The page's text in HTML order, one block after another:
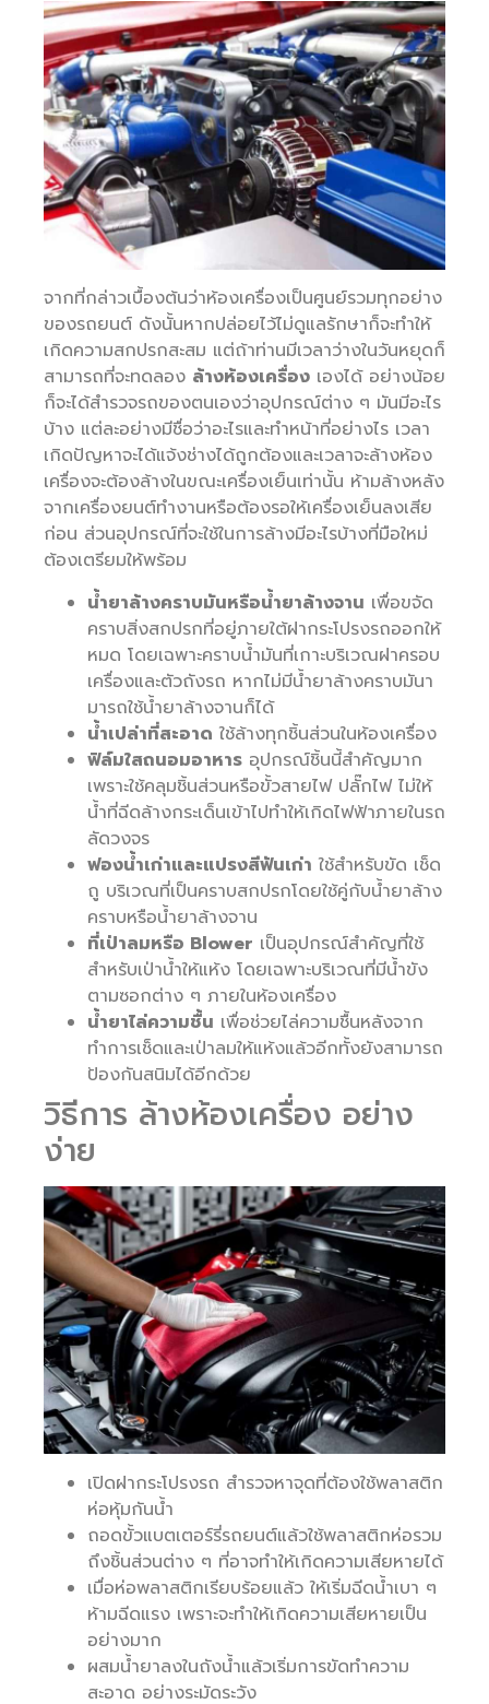
จากที่กล่าวเบื้องต้นว่าห้องเครื่องเป็นศูนย์รวมทุกอย่าง
ของรถยนต์ ดังนั้นหากปล่อยไว้ไม่ดูแลรักษาก็จะทำให้
เกิดความสกปรกสะสม แต่ถ้าท่านมีเวลาว่างในวันหยุดก็
สามารถที่จะทดลอง ล้างห้องเครื่อง เองได้ อย่างน้อย
ก็จะได้สำรวจรถของตนเองว่าอุปกรณ์ต่าง ๆ มันมีอะไร
บ้าง แต่ละอย่างมีชื่อว่าอะไรและทำหน้าที่อย่างไร เวลา
เกิดปัญหาจะได้แจ้งช่างได้ถูกต้องและเวลาจะล้างห้อง
เครื่องจะต้องล้างในขณะเครื่องเย็นเท่านั้น ห้ามล้างหลัง
จากเครื่องยนต์ทำงานหรือต้องรอให้เครื่องเย็นลงเสีย
ก่อน ส่วนอุปกรณ์ที่จะใช้ในการล้างมีอะไรบ้างที่มือใหม่
ต้องเตรียมให้พร้อม
น้ำยาล้างคราบมันหรือน้ำยาล้างจาน เพื่อขจัด
คราบสิ่งสกปรกที่อยู่ภายใต้ฝากระโปรงรถออกให้
หมด โดยเฉพาะคราบน้ำมันที่เกาะบริเวณฝาครอบ
เครื่องและตัวถังรถ หากไม่มีน้ำยาล้างคราบมันา
มารถใช้น้ำยาล้างจานก็ได้
น้ำเปล่าที่สะอาด ใช้ล้างทุกชิ้นส่วนในห้องเครื่อง
ฟิล์มใสถนอมอาหาร อุปกรณ์ชิ้นนี้สำคัญมาก
เพราะใช้คลุมชิ้นส่วนหรือขั้วสายไฟ ปลั๊กไฟ ไม่ให้
น้ำที่ฉีดล้างกระเด็นเข้าไปทำให้เกิดไฟฟ้าภายในรถ
ลัดวงจร
ฟองน้ำเก่าและแปรงสีฟันเก่า ใช้สำหรับขัด เช็ด
ถู บริเวณที่เป็นคราบสกปรกโดยใช้คู่กับน้ำยาล้าง
คราบหรือน้ำยาล้างจาน
ที่เป่าลมหรือ Blower เป็นอุปกรณ์สำคัญที่ใช้
สำหรับเป่าน้ำให้แห้ง โดยเฉพาะบริเวณที่มีน้ำขัง
ตามซอกต่าง ๆ ภายในห้องเครื่อง
น้ำยาไล่ความชื้น เพื่อช่วยไล่ความชื้นหลังจาก
ทำการเช็ดและเป่าลมให้แห้งแล้วอีกทั้งยังสามารถ
ป้องกันสนิมได้อีกด้วย
วิธีการ ล้างห้องเครื่อง อย่าง
ง่าย
เปิดฝากระโปรงรถ สำรวจหาจุดที่ต้องใช้พลาสติก
ห่อหุ้มกันน้ำ
ถอดขั้วแบตเตอร์รี่รถยนต์แล้วใช้พลาสติกห่อรวม
ถึงชิ้นส่วนต่าง ๆ ที่อาจทำให้เกิดความเสียหายได้
เมื่อห่อพลาสติกเรียบร้อยแล้ว ให้เริ่มฉีดน้ำเบา ๆ
ห้ามฉีดแรง เพราะจะทำให้เกิดความเสียหายเป็น
อย่างมาก
ผสมน้ำยาลงในถังน้ำแล้วเริ่มการขัดทำความ
สะอาด อย่างระมัดระวัง